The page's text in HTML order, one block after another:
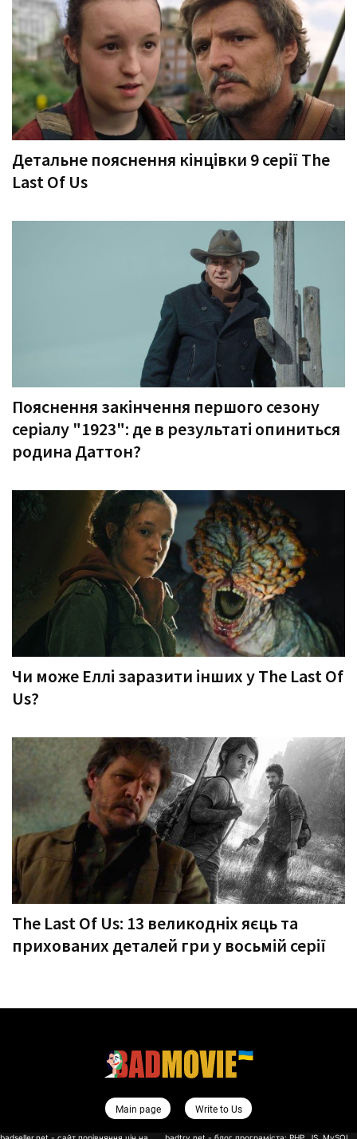
Детальне пояснення кінцівки 9 серії The
Last Of Us
Пояснення закінчення першого сезону
серіалу "1923": де в результаті опиниться
родина Даттон?
Чи може Еллі заразити інших у The Last Of
Us?
The Last Of Us: 13 великодніх яєць та
прихованих деталей гри у восьмій серії
Main page Write to Us